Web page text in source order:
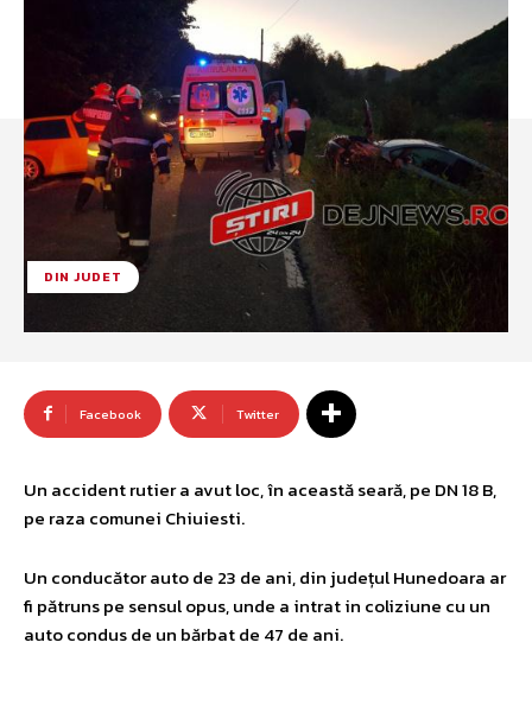
DIN JUDET
Facebook Twitter
Un accident rutier a avut loc, în această seară, pe DN 18 B,
pe raza comunei Chiuiesti.
Un conducător auto de 23 de ani, din județul Hunedoara ar
fi pătruns pe sensul opus, unde a intrat in coliziune cu un
auto condus de un bărbat de 47 de ani.